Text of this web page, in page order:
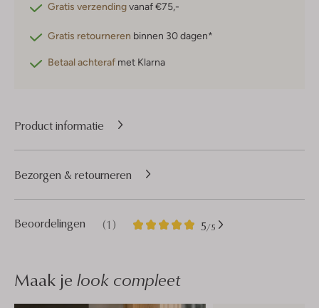
Gratis verzendingvanaf €75,-
Gratis retourneren binnen 30 dagen*
Betaal achteraf met Klarna
Product informatie
Beoordelingen (1) 5/5
1
5
Bezorgen & retourneren
Maak je look compleet